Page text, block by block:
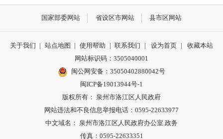
国家部委网站 省设区市网站 县市区网站
关于我们 | 站点地图 | 使用帮助 | 联系我们 | 设为首页 |
收藏本站
网站标识码：3505040001
闽公网安备：35050402880042号
闽ICP备19013944号-1
版权所有： 泉州市洛江区人民政府
网站违法和不良信息举报电话：0595-22633977
中文域名： 泉州市洛江区人民政府办公室.政务
传真：0595-22633351